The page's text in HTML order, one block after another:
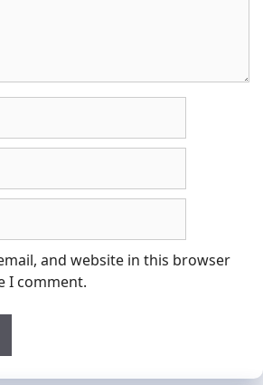
and website in this browser
I comment.